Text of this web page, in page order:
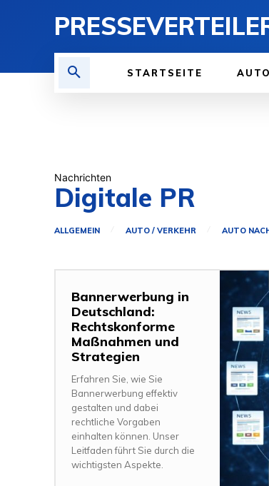
STARTSEITE AUTO
Nachrichten
Digitale PR
ALLGEMEIN AUTO / VERKEHR AUTO
Bannerwerbung in
Deutschland:
Rechtskonforme
Maßnahmen und
Strategien
Erfahren Sie, wie Sie
Bannerwerbung effektiv
gestalten und dabei
rechtliche Vorgaben
einhalten können. Unser
Leitfaden führt Sie durch die
wichtigsten Aspekte.